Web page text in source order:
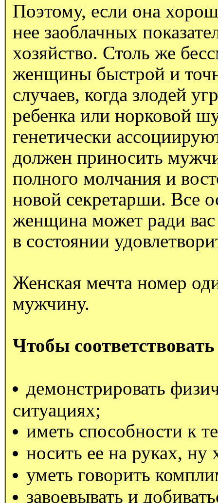
Поэтому, если она
нее заоблачных
хозяйство. Столь же
женщины быстрой и
случаев, когда злодей
ребенка или норковой
генетически
должен приносить
полного молчания и
новой секретарши. Все
женщина может ради вас
в состоянии
Женская мечта номер
мужчину.
Чтобы
демонстрировать
ситуациях;
иметь способности к
носить ее на руках, ну
уметь говорить
завоевывать и